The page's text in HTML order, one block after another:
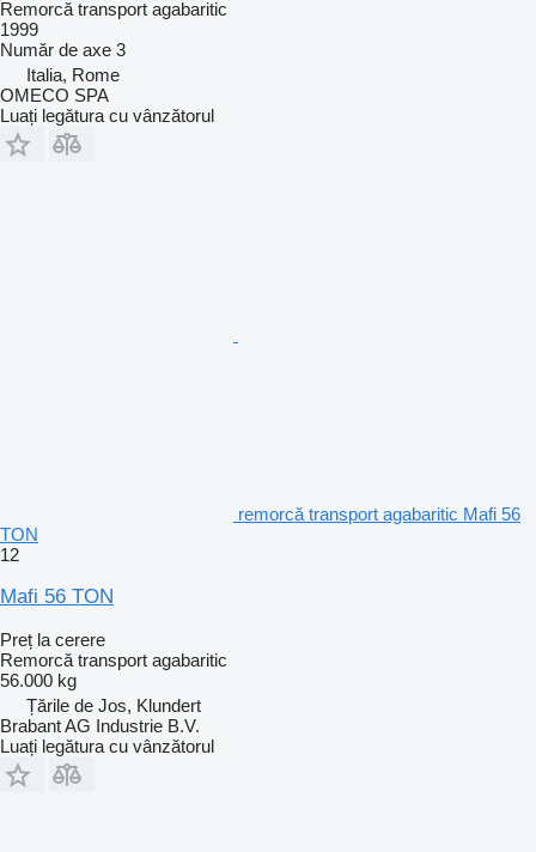
Remorcă transport agabaritic
1999
Număr de axe 3
Italia, Rome
OMECO SPA
Luați legătura cu vânzătorul
remorcă transport agabaritic Mafi 56
TON
12
Mafi 56 TON
Preț la cerere
Remorcă transport agabaritic
56.000 kg
Țările de Jos, Klundert
Brabant AG Industrie B.V.
Luați legătura cu vânzătorul